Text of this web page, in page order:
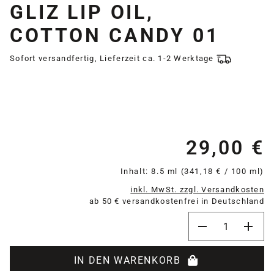
GLIZ LIP OIL,
COTTON CANDY 01
Sofort versandfertig, Lieferzeit ca. 1-2 Werktage
29,00 €
Inhalt:8.5 ml (341,18 € / 100 ml)
inkl. MwSt. zzgl. Versandkosten
ab 50 € versandkostenfrei in Deutschland
IN DEN WARENKORB